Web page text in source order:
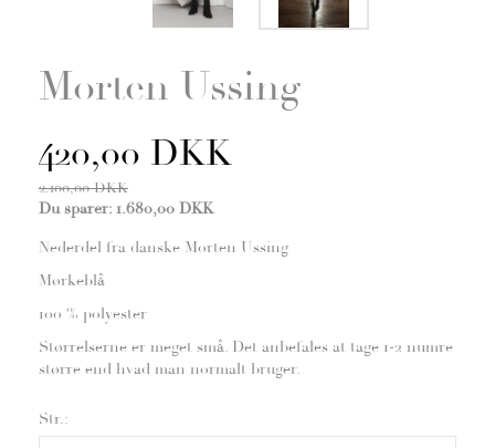
Morten Ussing
420,00 DKK
2.100,00 DKK
Du sparer: 1.680,00 DKK
Nederdel fra danske Morten Ussing
Mørkeblå
100 % polyester
Størrelserne er meget små. Det anbefales at tage 1-2 numre
større end hvad man normalt bruger.
Str.: